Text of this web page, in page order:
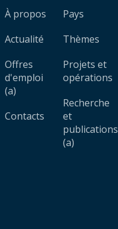
À propos
Actualité
Offres
d'emploi
(a)
Contacts
Pays
Thèmes
Projets et
opérations
Recherche
et
publications
(a)